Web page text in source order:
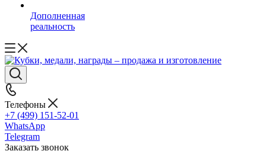
Дополненная
реальность
Телефоны
+7 (499) 151-52-01
WhatsApp
Telegram
Заказать звонок